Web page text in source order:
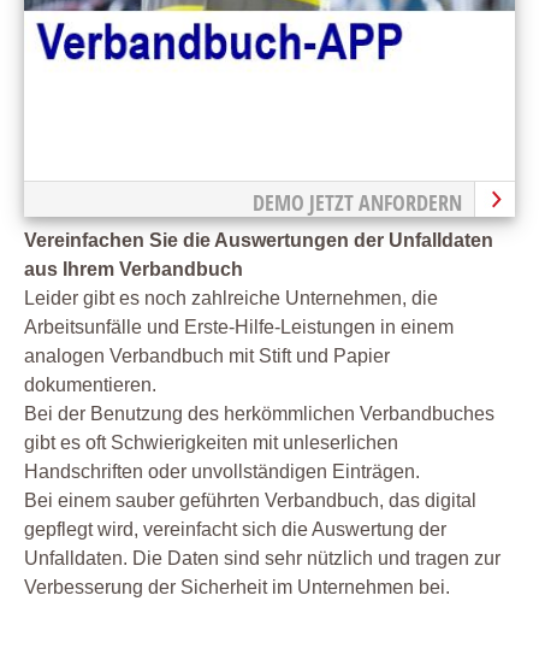
DEMO JETZT ANFORDERN
Vereinfachen Sie die Auswertungen der Unfalldaten
aus Ihrem Verbandbuch
Leider gibt es noch zahlreiche Unternehmen, die
Arbeitsunfälle und Erste-Hilfe-Leistungen in einem
analogen Verbandbuch mit Stift und Papier
dokumentieren.
Bei der Benutzung des herkömmlichen Verbandbuches
gibt es oft Schwierigkeiten mit unleserlichen
Handschriften oder unvollständigen Einträgen.
Bei einem sauber geführten Verbandbuch, das digital
gepflegt wird, vereinfacht sich die Auswertung der
Unfalldaten. Die Daten sind sehr nützlich und tragen zur
Verbesserung der Sicherheit im Unternehmen bei.